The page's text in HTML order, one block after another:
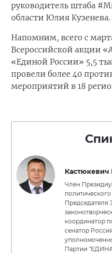
руководитель штаба
области Юлия Кузенева.
Напомним, всего с
Всероссийской акции
«Единой России» 5,5
провели более 40
мероприятий в 18
Член
Председателя
координатор
сенатор
Партии